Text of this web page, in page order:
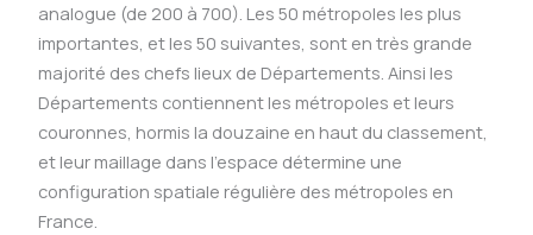
analogue (de 200 à 700). Les 50 métropoles les plus
importantes, et les 50 suivantes, sont en très grande
majorité des chefs lieux de Départements. Ainsi les
Départements contiennent les métropoles et leurs
couronnes, hormis la douzaine en haut du classement,
et leur maillage dans l’espace détermine une
configuration spatiale régulière des métropoles en
France.